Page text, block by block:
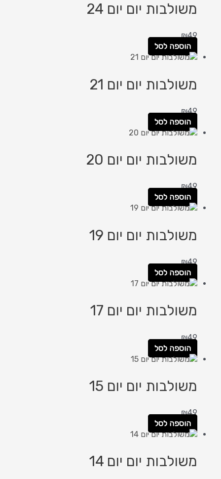
משולבות יום יום 24
₪49
הוספה לסל
משולבות יום יום 21
₪49
הוספה לסל
משולבות יום יום 20
₪49
הוספה לסל
משולבות יום יום 19
₪49
הוספה לסל
משולבות יום יום 17
₪49
הוספה לסל
משולבות יום יום 15
₪49
הוספה לסל
משולבות יום יום 14